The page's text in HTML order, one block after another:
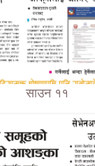
साउन ११